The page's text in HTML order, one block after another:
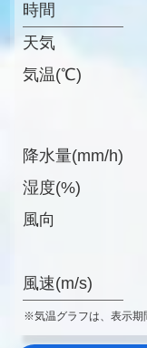
時間
天気
気温(℃)
降水量(mm/h)
湿度(%)
風向
風速(m/s)
※気温グラフは、表示期